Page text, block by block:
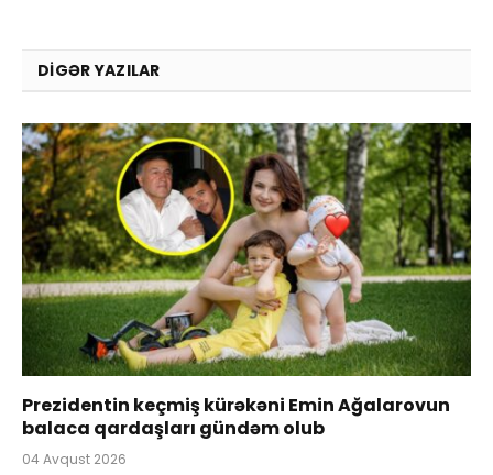
DIGƏR YAZILAR
Prezidentin keçmiş kürəkəni Emin Ağalarovun
balaca qardaşları gündəm olub
04 Avqust 2026